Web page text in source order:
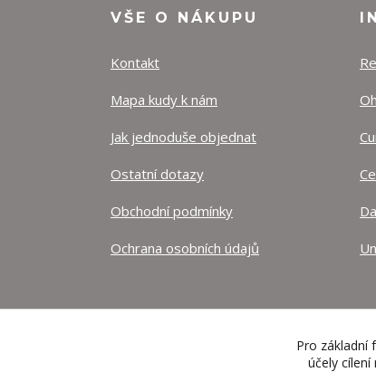
VŠE O NÁKUPU
Kontakt
Mapa kudy k nám
Jak jednoduše objednat
Ostatní dotazy
Obchodní podmínky
Ochrana osobních údajů
Pro základní
účely